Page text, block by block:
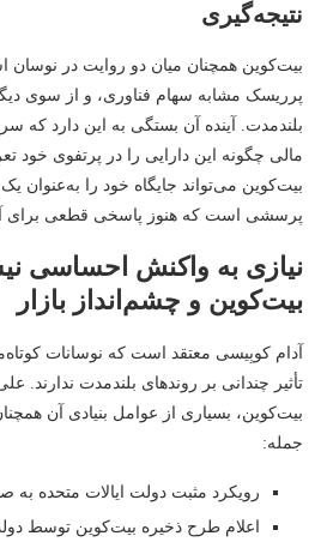
نتیجه‌گیری
بیت‌کوین همچنان میان دو روایت در
پرریسک مشابه سهام فناوری، و از سوی
بلندمدت. آینده آن بستگی به این دارد که
مالی چگونه این دارایی را در پرتفوی خود
بیت‌کوین می‌تواند جایگاه خود را به‌عنوان یک
پرسشی است که هنوز پاسخی قطعی برای
نیازی به واکنش احساسی
بیت‌کوین و چشم‌انداز بازار
آدام کوبِیسی معتقد است که نوسانات
تأثیر چندانی بر روندهای بلندمدت ندارند.
بیت‌کوین، بسیاری از عوامل بنیادی آن
جمله:
رویکرد مثبت دولت ایالات متحده به
اعلام طرح ذخیره بیت‌کوین توسط